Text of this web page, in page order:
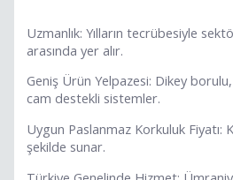
Uzmanlık: Yılların tecrübesiyle
arasında yer alır.
Geniş Ürün Yelpazesi: Dikey
cam destekli sistemler.
Uygun Paslanmaz Korkuluk Fiyatı:
şekilde sunar.